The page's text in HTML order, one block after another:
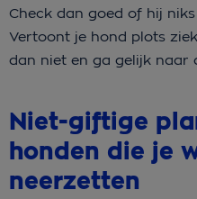
Check dan goed of hij
Vertoont je hond plots
dan niet en ga gelijk naar
Niet-giftige
honden die je
neerzetten